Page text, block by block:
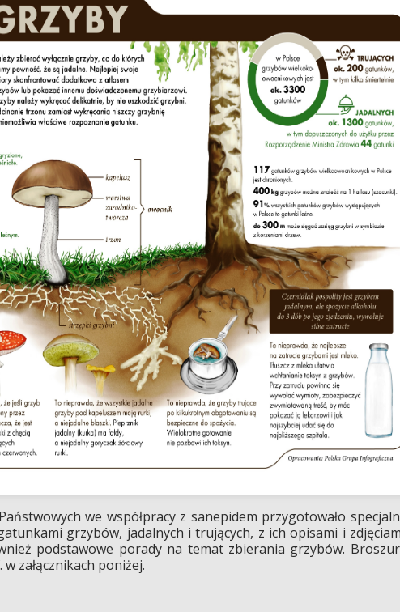
we współpracy z sanepidem przygotowało
grzybów, jadalnych i trujących, z ich opisami i
podstawowe porady na temat zbierania grzybów.
załącznikach poniżej.